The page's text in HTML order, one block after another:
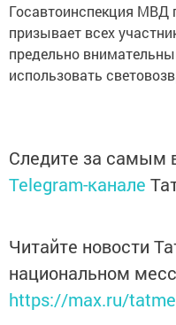
Госавтоинспекция МВД
призывает всех
предельно
использовать
Следите за самым
Telegram-канале
Читайте новости
национальном
https://max.ru/